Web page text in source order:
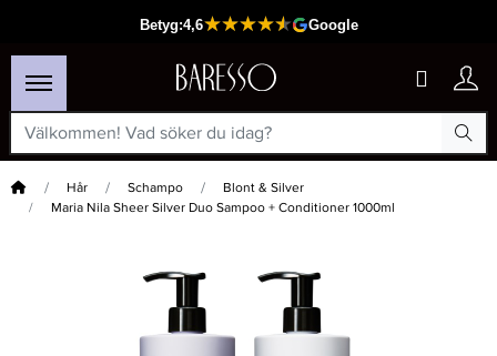
Hem Hår Schampo
Blont & Silver
Maria Nila Sheer Silver Duo Sampoo + Conditioner 1000ml